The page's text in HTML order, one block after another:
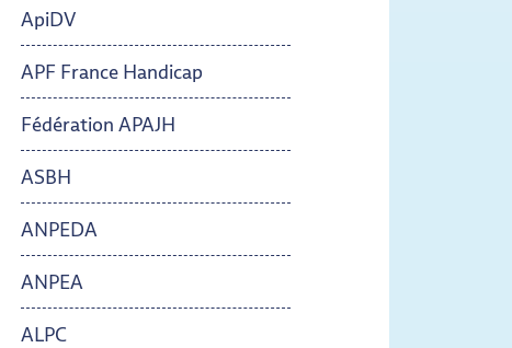
ApiDV
APF France Handicap
Fédération APAJH
ASBH
ANPEDA
ANPEA
ALPC